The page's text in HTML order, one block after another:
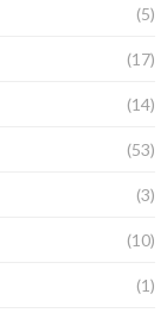
(5)
(17)
(14)
(53)
(3)
(10)
(1)